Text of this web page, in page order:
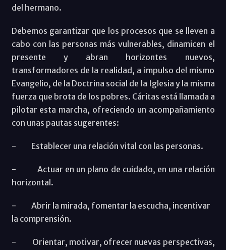
del hermano.
Debemos garantizar que los procesos que se lleven a
cabo con las personas más vulnerables, dinamicen el
presente y abran horizontes nuevos,
transformadores de la realidad, a impulso del mismo
Evangelio, de la Doctrina social de la Iglesia y la misma
fuerza que brota de los pobres. Cáritas está llamada a
pilotar esta marcha, ofreciendo un acompañamiento
con unas pautas sugerentes:
- Establecer una relación vital con las personas.
- Actuar en un plano de cuidado, en una relación
horizontal.
- Abrir la mirada, fomentar la escucha, incentivar
la comprensión.
- Orientar, motivar, ofrecer nuevas perspectivas,